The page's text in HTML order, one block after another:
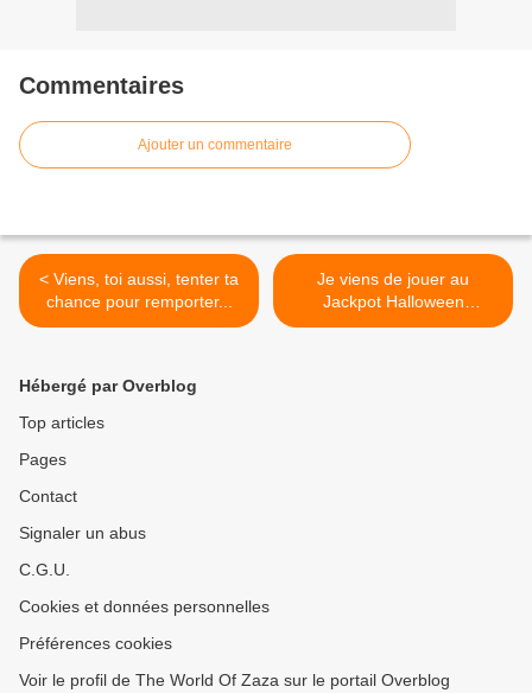
Commentaires
Ajouter un commentaire
< Viens, toi aussi, tenter ta
chance pour remporter...
Je viens de jouer au
Jackpot Halloween
Lexibook !... >
Hébergé par Overblog
Top articles
Pages
Contact
Signaler un abus
C.G.U.
Cookies et données personnelles
Préférences cookies
Voir le profil de The World Of Zaza sur le portail Overblog